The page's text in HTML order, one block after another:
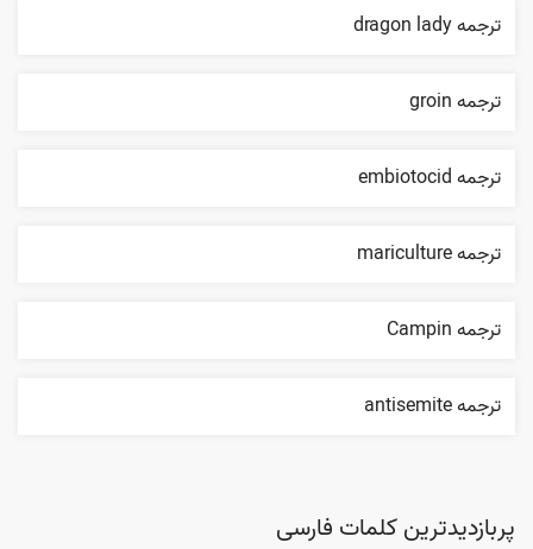
ترجمه dragon lady
ترجمه groin
ترجمه embiotocid
ترجمه mariculture
ترجمه Campin
ترجمه antisemite
پربازدیدترین کلمات فارسی